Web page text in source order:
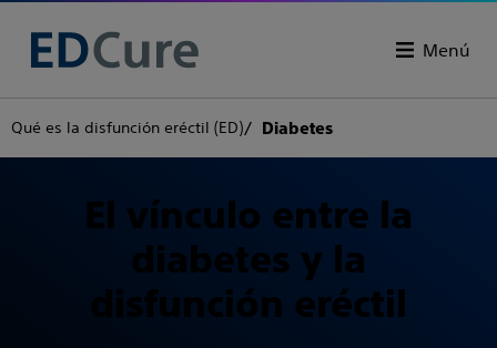
Menú
Qué es la disfunción eréctil (ED) Diabetes
El vínculo entre la
diabetes y la
disfunción eréctil